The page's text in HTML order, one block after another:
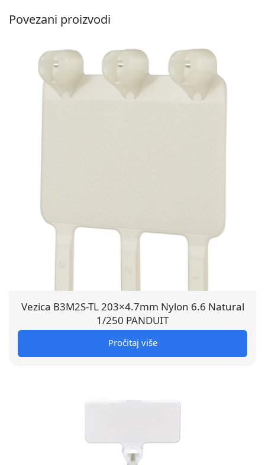
Povezani proizvodi
Vezica B3M2S-TL 203×4.7mm Nylon 6.6 Natural
1/250 PANDUIT
Pročitaj više